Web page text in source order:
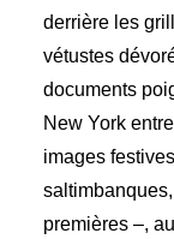
derrière les
vétustes
documents
New York
images
premières –,